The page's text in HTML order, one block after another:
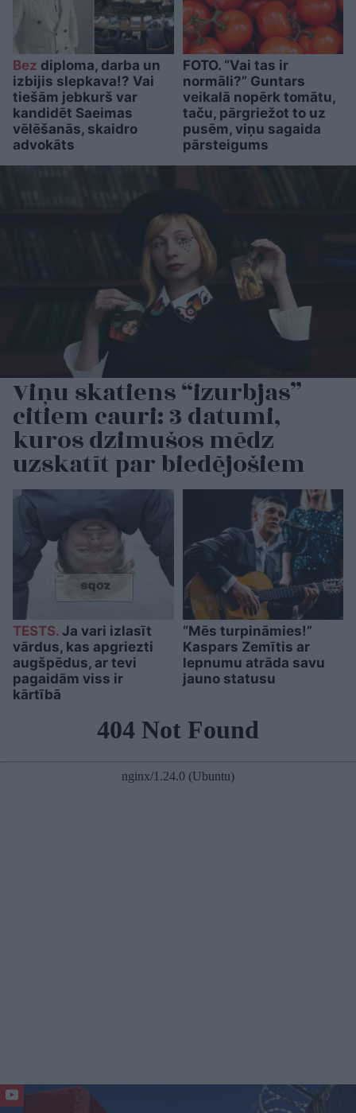
Bez diploma, darba un
izbijis slepkava!? Vai
tiešām jebkurš var
kandidēt Saeimas
vēlēšanās, skaidro
advokāts
FOTO. “Vai tas ir
normāli?” Guntars
veikalā nopērk tomātu,
taču, pārgriežot to uz
pusēm, viņu sagaida
pārsteigums
Viņu skatiens “izurbjas”
citiem cauri: 3 datumi,
kuros dzimušos mēdz
uzskatīt par biedējošiem
TESTS. Ja vari izlasīt
vārdus, kas apgriezti
augšpēdus, ar tevi
pagaidām viss ir
kārtībā
“Mēs turpināmies!”
Kaspars Zemītis ar
lepnumu atrāda savu
jauno statusu